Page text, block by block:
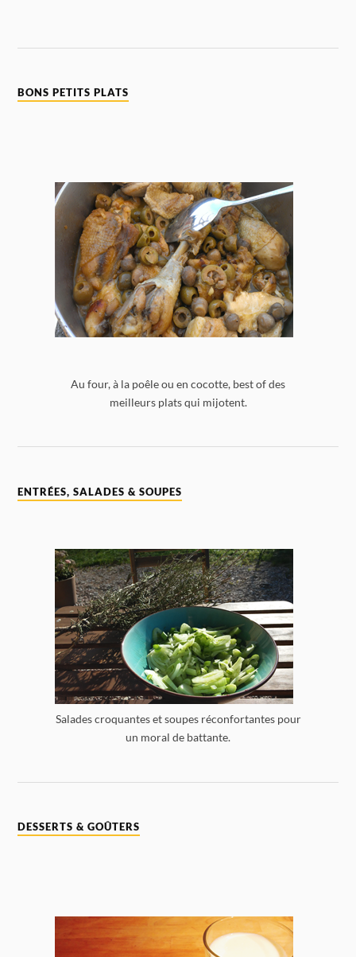
BONS PETITS PLATS
Au four, à la poêle ou en cocotte, best of des
meilleurs plats qui mijotent.
ENTRÉES, SALADES & SOUPES
Salades croquantes et soupes réconfortantes pour
un moral de battante.
DESSERTS & GOÛTERS